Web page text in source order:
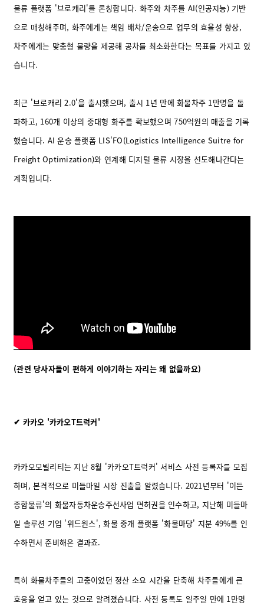
물류 플랫폼 '브로캐리'를 론칭합니다. 화주와 차주를 AI(인공지능) 기반
으로 매칭해주며, 화주에게는 책임 배차/운송으로 업무의 효율성 향상,
차주에게는 맞춤형 물량을 제공해 공차를 최소화한다는 목표를 가지고 있
습니다.
최근 '브로캐리 2.0'을 출시했으며, 출시 1년 만에 화물차주 1만명을 돌
파하고, 160개 이상의 중대형 화주를 확보했으며 750억원의 매출을 기록
했습니다. AI 운송 플랫폼 LIS'FO(Logistics Intelligence Suitre for
Freight Optimization)와 연계해 디지털 물류 시장을 선도해나간다는
계획입니다.
(관련 당사자들이 편하게 이야기하는 자리는 왜 없을까요)
✔ 카카오 '카카오T트럭커'
카카오모빌리티는 지난 8월 '카카오T트럭커' 서비스 사전 등록자를 모집
하며, 본격적으로 미들마일 시장 진출을 알렸습니다. 2021년부터 '이든
종합물류'의 화물자동차운송주선사업 면허권을 인수하고, 지난해 미들마
일 솔루션 기업 '위드원스', 화물 중개 플랫폼 '화물마당' 지분 49%를 인
수하면서 준비해온 결과죠.
특히 화물차주들의 고충이었던 정산 소요 시간을 단축해 차주들에게 큰
호응을 얻고 있는 것으로 알려졌습니다. 사전 등록도 일주일 만에 1만명